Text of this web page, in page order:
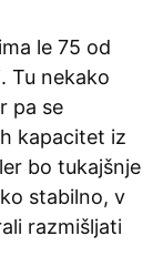
le 75 od
Tu nekako
pa se
kapacitet iz
bo tukajšnje
stabilno, v
razmišljati